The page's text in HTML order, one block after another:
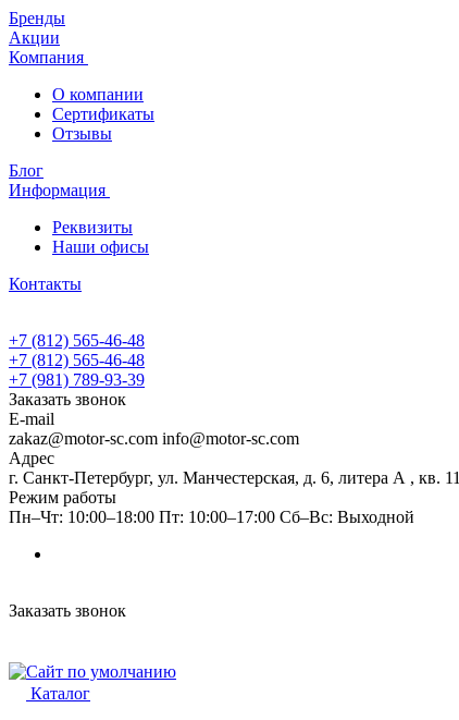
Бренды
Акции
Компания
О компании
Сертификаты
Отзывы
Блог
Информация
Реквизиты
Наши офисы
Контакты
+7 (812) 565-46-48
+7 (812) 565-46-48
+7 (981) 789-93-39
Заказать звонок
E-mail
zakaz@motor-sc.com info@motor-sc.com
Адрес
г. Санкт-Петербург, ул. Манчестерская, д. 6, литера А , кв. 11
Режим работы
Пн–Чт: 10:00–18:00 Пт: 10:00–17:00 Сб–Вс: Выходной
Заказать звонок
Каталог